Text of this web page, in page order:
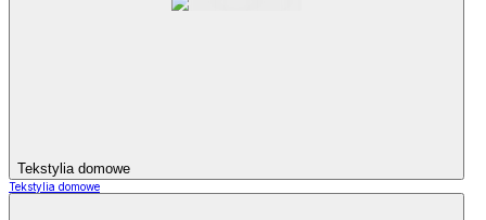
Tekstylia domowe
Tekstylia domowe